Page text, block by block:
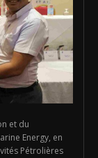
et du
Energy, en
Pétrolières